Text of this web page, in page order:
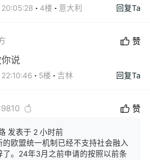
4楼 意大利 回复Ta
赞
说
5楼 吉林 回复Ta
赞
发表于 2 小时前
的欧盟统一机制已经不支持社会融入
了。24年3月之前申请的按照以前条